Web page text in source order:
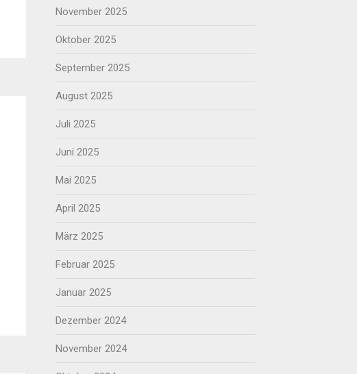
November 2025
Oktober 2025
September 2025
August 2025
Juli 2025
Juni 2025
Mai 2025
April 2025
März 2025
Februar 2025
Januar 2025
Dezember 2024
November 2024